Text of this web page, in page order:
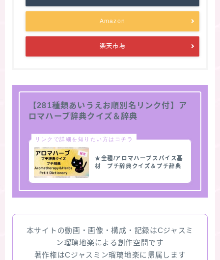
Amazon
楽天市場
【281種類あいうえお順別名リンク付】ア
ロマハーブ辞典クイズ＆辞典
リンクで詳細を知りたい方はコチラ
★全種/アロマハーブスパイス基
材 プチ辞典クイズ＆プチ辞典
本サイトの動画・画像・構成・記録はCジャスミ
ン瑠璃地楽による創作空間です
著作権はCジャスミン瑠璃地楽に帰属します